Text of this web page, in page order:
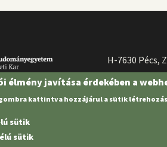
H-7630 Pécs,
élmény javítása érdekében a
kattintva hozzájárul a sütik
sütik
sütik